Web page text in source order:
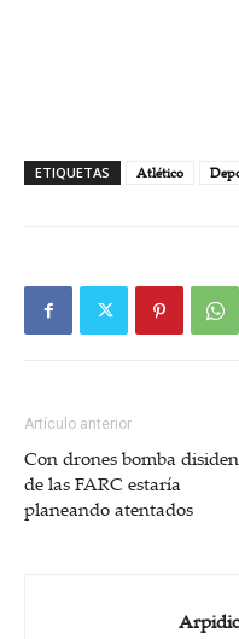
ETIQUETAS Atlético
Artículo anterior
Con drones bomba
de las FARC estaría
planeando atentados